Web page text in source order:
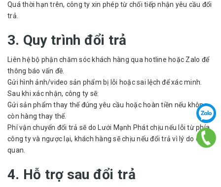
Quá thời hạn trên, công ty xin phép từ chối tiếp nhận yêu cầu đổi
trả.
3. Quy trình đổi trả
Liên hệ bộ phận chăm sóc khách hàng qua hotline hoặc Zalo để
thông báo vấn đề.
Gửi hình ảnh/video sản phẩm bị lỗi hoặc sai lệch để xác minh.
Sau khi xác nhận, công ty sẽ:
Gửi sản phẩm thay thế đúng yêu cầu hoặc hoàn tiền nếu không
còn hàng thay thế.
Phí vận chuyển đổi trả sẽ do Lưới Mạnh Phát chịu nếu lỗi từ phía
công ty và ngược lại, khách hàng sẽ chịu nếu đổi trả vì lý do chủ
quan.
4. Hỗ trợ sau đổi trả